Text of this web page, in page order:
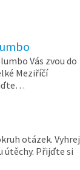
Vás zvou do
Meziříčí
otázek. Vyhrej
útěchy. Přijďte si